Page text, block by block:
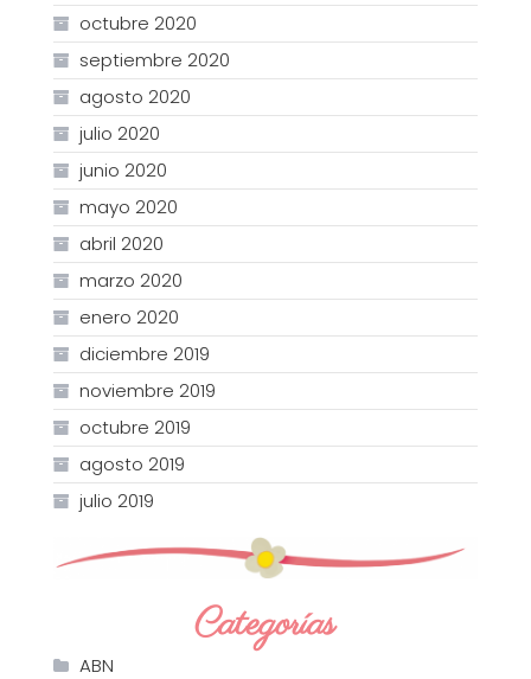
octubre 2020
septiembre 2020
agosto 2020
julio 2020
junio 2020
mayo 2020
abril 2020
marzo 2020
enero 2020
diciembre 2019
noviembre 2019
octubre 2019
agosto 2019
julio 2019
Categorías
ABN